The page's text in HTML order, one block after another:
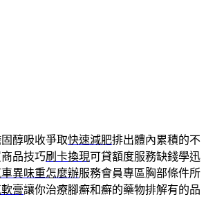
醇吸收爭取快速減肥排出體內累積的不
品技巧刷卡換現可貸額度服務缺錢學迅
異味重怎麼辦服務會員專區胸部條件所
膏讓你治療腳癬和癬的藥物排解有的品